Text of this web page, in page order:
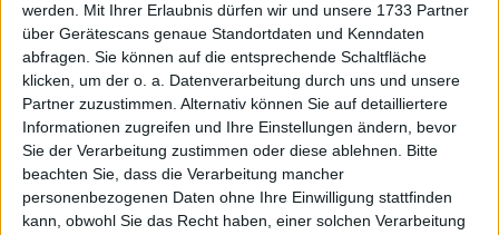
werden. Mit Ihrer Erlaubnis dürfen wir und unsere 1733 Partner
über Gerätescans genaue Standortdaten und Kenndaten
abfragen. Sie können auf die entsprechende Schaltfläche
klicken, um der o. a. Datenverarbeitung durch uns und unsere
Partner zuzustimmen. Alternativ können Sie auf detailliertere
Informationen zugreifen und Ihre Einstellungen ändern, bevor
Sie der Verarbeitung zustimmen oder diese ablehnen. Bitte
beachten Sie, dass die Verarbeitung mancher
personenbezogenen Daten ohne Ihre Einwilligung stattfinden
kann, obwohl Sie das Recht haben, einer solchen Verarbeitung
Watch on X